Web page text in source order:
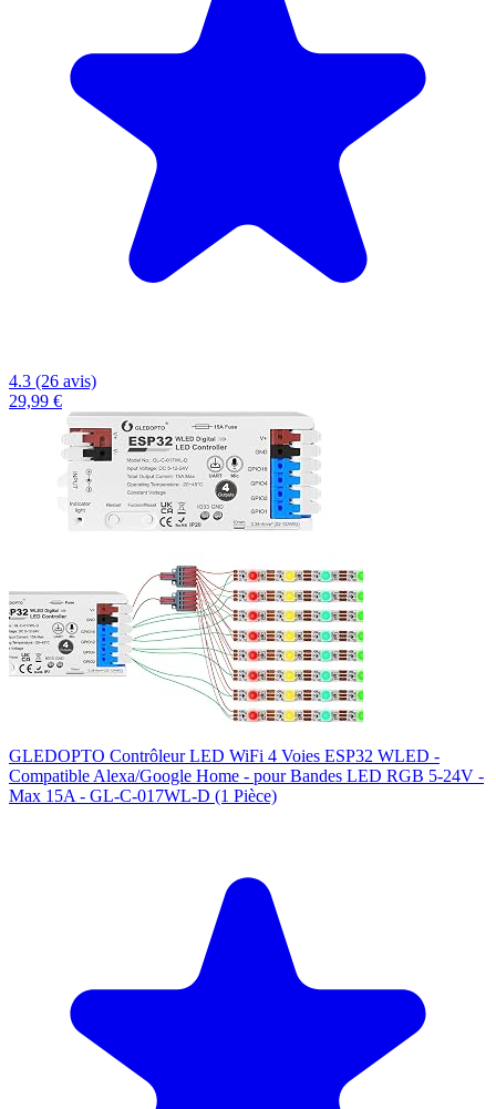
4.3 (26 avis)
29,99 €
GLEDOPTO Contrôleur LED WiFi 4 Voies ESP32 WLED -
Compatible Alexa/Google Home - pour Bandes LED RGB 5-24V -
Max 15A - GL-C-017WL-D (1 Pièce)